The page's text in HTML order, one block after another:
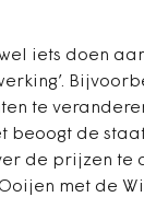
iets doen aan
te
beoogt de
de prijzen te
met de